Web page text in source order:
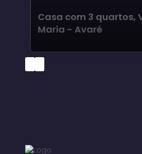
Casa com 3 quartos,
Maria - Avaré